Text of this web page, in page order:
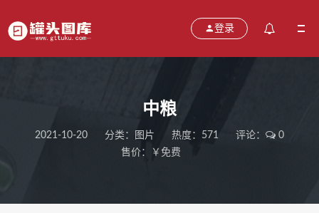
登录
中粮
2021-10-20 分类： 图片 热度：571 评论：
0
售价：￥免费